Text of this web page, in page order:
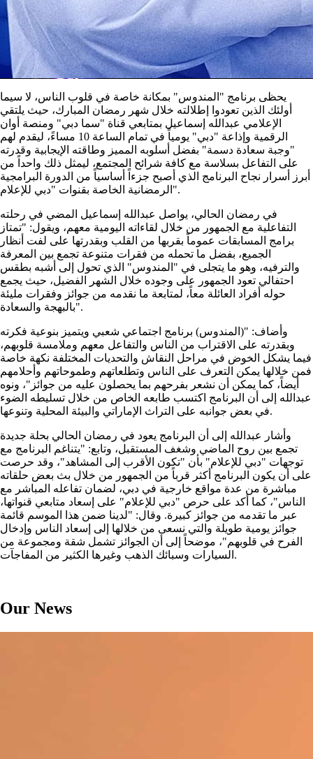
يحظى برنامج "المندوس" بمكانة خاصة في قلوب الناس، لا سيما
أولئك الذين تعودوا إطلالته خلال شهر رمضان المبارك، حيث يلتقي
الإعلامي عبدالله إسماعيل بمتابعي قناة "سما دبي" ومنصة أوان
الرقمية وإذاعة "دبي" يومياً في تمام الساعة 10 مساءً، ليقدم لهم
"وجبة سعادة دسمة" بفضل أسلوبه المميز وطاقته الإيجابية وقدرته
على التفاعل بسلاسة مع كافة شرائح المجتمع، ليمثل ذلك واحداً من
أبرز أسرار نجاح البرنامج الذي أصبح جزءاً أساسياً من الدورة البرامجية
الرمضانية الخاصة بقنوات "دبي للإعلام".
في رمضان الحالي، يواصل عبدالله إسماعيل المضي في رحلته
التفاعلية مع الجمهور من خلال لقاءاته اليومية معهم، ويقول: "تمتاز
برامج المسابقات عموماً بقربها من القلب وبقدرتها على لفت أنظار
الجميع، بفضل ما تحمله من فقرات متنوعة تجمع بين المعرفة
والترفيه، وهو ما يتجلى في "المندوس" الذي تحول إلى أشبه بطقس
احتفالي تعود الجمهور على وجوده خلال الشهر الفضيل، حيث يجمع
حوله أفراد العائلة معاً، لمتابعة ما نقدمه من جوائز وفقرات مليئة
بالبهجة والسعادة".
وأضاف: "(المندوس) برنامج اجتماعي شعبي ويتميز بنوعية فكرته
وبقدرته على الاقتراب من الناس والتفاعل معهم وملامسة قلوبهم،
فيما يشكل الخوض في مراحل النقاش والتحديات المختلفة نكهة خاصة
فمن خلالها يمكن التعرف على الناس وتطلعاتهم وطموحاتهم وأحلامهم
أيضاً، كما يمكن أن نشعر بفرحهم بما يحصلون عليه من جوائز"، ونوه
عبدالله إلى أن البرنامج اكتسب طابعه الخاص من خلال تسليطه الضوء
في بعض جوانبه على التراث الإماراتي والبيئة المحلية وتنوعها.
وأشار عبدالله إلى أن البرنامج يعود في رمضان الحالي بحلة جديدة
تجمع بين روح الماضي وشغف المستقبل، وتابع: "يتناغم البرنامج مع
توجهات "دبي للإعلام" بأن "تكون الأقرب إلى المشاهد"، وقد حرصت
على أن يكون البرنامج أكثر قرباً من الجمهور من خلال بث بعض حلقاته
مباشرة من عدة مواقع خارجية في دبي، لضمان تفاعله المباشر مع
الناس"، كما أكد على حرص "دبي للإعلام" على إسعاد متابعي قنواتها،
عبر ما تقدمه من جوائز كبيرة. وقال: "لدينا ضمن هذا الموسم قائمة
جوائز يومية طويلة والتي نسعى من خلالها إلى إسعاد الناس وإدخال
الفرح في قلوبهم"، موضحاً إلى أن الجوائز تشمل شقة ومجموعة من
السيارات وسبائك الذهب وغيرها الكثير من المفاجآت.
Our News